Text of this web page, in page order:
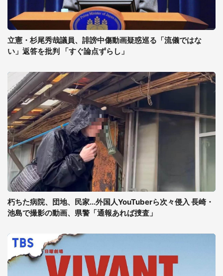
立憲・杉尾秀哉議員、誹謗中傷動画疑惑巡る「流儀ではな
い」返答を批判 「すぐ論点ずらし」
朽ちた病院、団地、民家...外国人YouTuberら次々侵入 長崎・
池島で撮影の動画、県警「通報あれば捜査」